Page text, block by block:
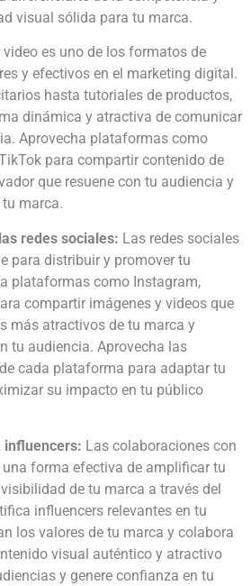
visual sólida para tu marca.
video es uno de los formatos de
y efectivos en el marketing digital.
hasta tutoriales de productos,
dinámica y atractiva de comunicar
Aprovecha plataformas como
para compartir contenido de
que resuene con tu audiencia y
marca.
redes sociales: Las redes sociales
para distribuir y promover tu
plataformas como Instagram,
compartir imágenes y videos que
más atractivos de tu marca y
tu audiencia. Aprovecha las
cada plataforma para adaptar tu
su impacto en tu público
influencers: Las colaboraciones con
una forma efectiva de amplificar tu
de tu marca a través del
influencers relevantes en tu
los valores de tu marca y colabora
visual auténtico y atractivo
y genere confianza en tu